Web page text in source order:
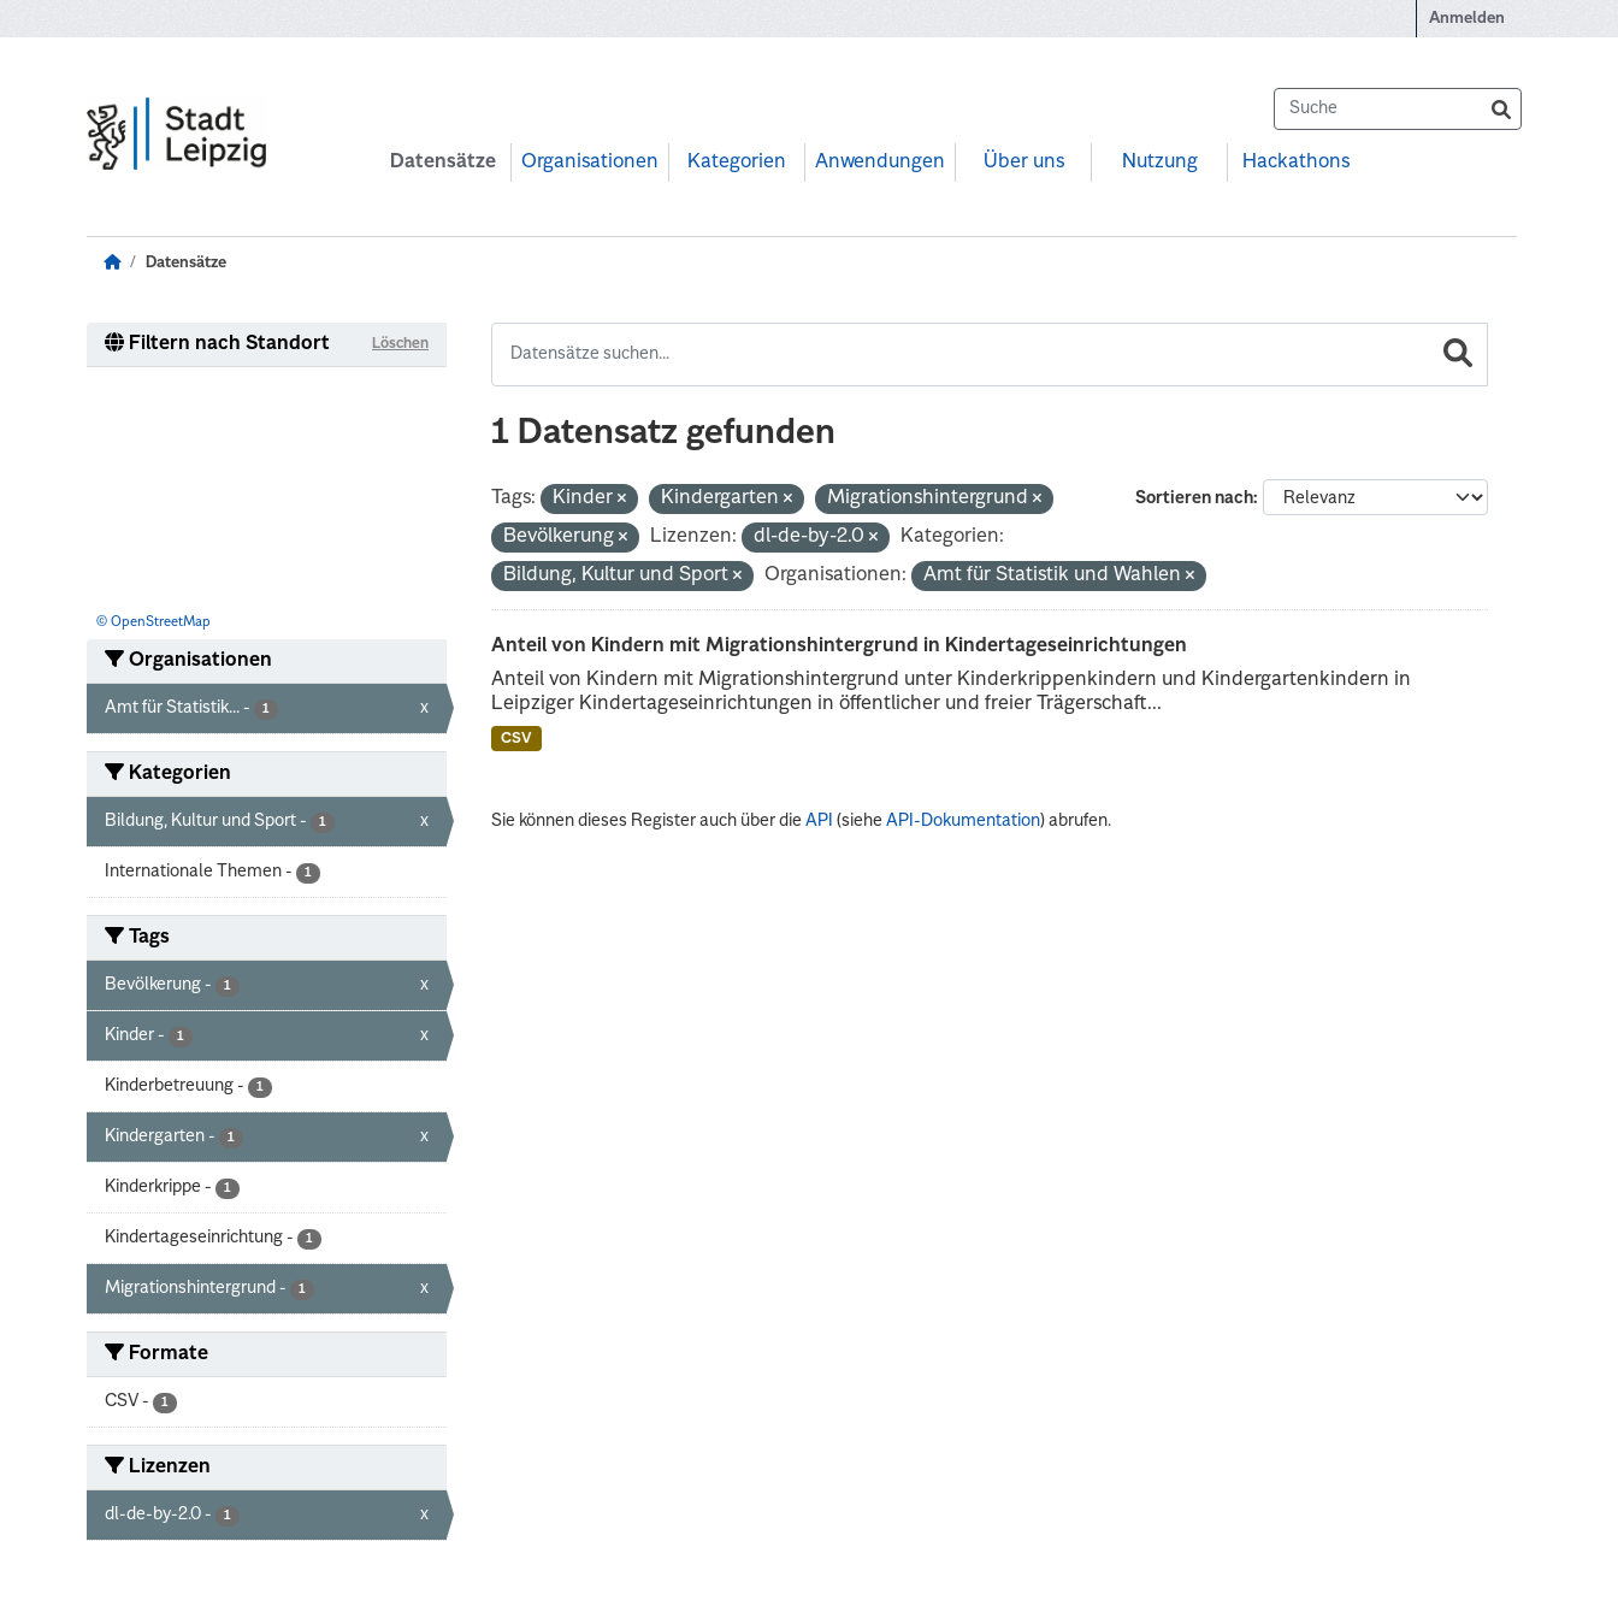
Anmelden
Datensätze Organisationen Kategorien Anwendungen Über uns Nutzung Hackathons
Datensätze
Filtern nach Standort Löschen
© OpenStreetMap
Organisationen
Amt für Statistik... - 1 x
Kategorien
Bildung, Kultur und Sport - 1 x
Internationale Themen - 1
Tags
Bevölkerung - 1 x
Kinder - 1 x
Kinderbetreuung - 1
Kindergarten - 1 x
Kinderkrippe - 1
Kindertageseinrichtung - 1
Migrationshintergrund - 1 x
Formate
CSV - 1
Lizenzen
dl-de-by-2.0 - 1 x
1 Datensatz gefunden
Sortieren nach
Tags: Kinder Kindergarten
Migrationshintergrund
Bevölkerung
Lizenzen: dl-de-by-2.0
Kategorien:
Bildung, Kultur und Sport
Organisationen: Amt für Statistik und Wahlen
Anteil von Kindern mit Migrationshintergrund in Kindertageseinrichtungen
Anteil von Kindern mit Migrationshintergrund unter Kinderkrippenkindern und Kindergartenkindern in
Leipziger Kindertageseinrichtungen in öffentlicher und freier Trägerschaft...
CSV
Sie können dieses Register auch über dieAPI (sieheAPI-Dokumentation) abrufen.